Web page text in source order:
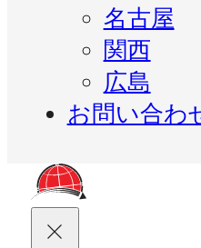
名古屋
関西
広島
お問い合わ